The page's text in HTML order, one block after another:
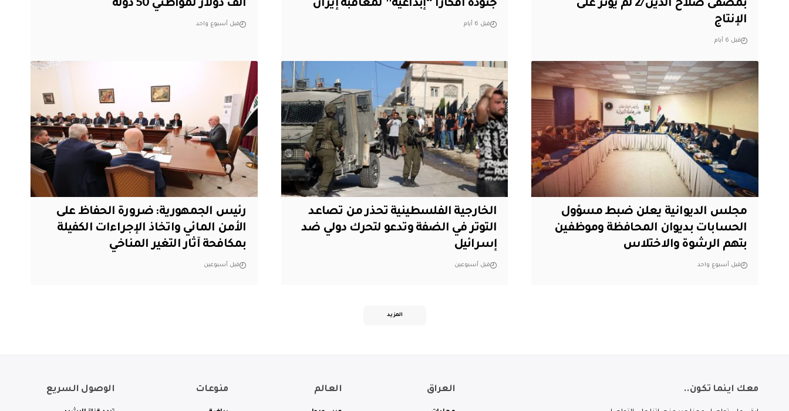
بمصفى صلاح الدين/2 لم يؤثر على
الإنتاج
قبل 6 أيام
جنوده أفكارًا “إبداعية” لمعاقبة إيران
قبل 6 أيام
ألف دولار لمواطني 50 دولة
قبل أسبوع واحد
مجلس الديوانية يعلن ضبط مسؤول
الحسابات بديوان المحافظة وموظفين
بتهم الرشوة والاختلاس
قبل أسبوع واحد
الخارجية الفلسطينية تحذر من تصاعد
التوتر في الضفة وتدعو لتحرك دولي ضد
إسرائيل
قبل أسبوعين
رئيس الجمهورية: ضرورة الحفاظ على
الأمن المائي واتخاذ الإجراءات الكفيلة
بمكافحة آثار التغير المناخي
قبل أسبوعين
المزيد
معك اينما تكون.. العراق العالم منوعات الوصول السريع